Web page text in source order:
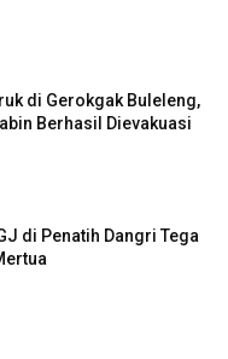
Makepung
di Gerokgak Buleleng,
Berhasil Dievakuasi
di Penatih Dangri Tega